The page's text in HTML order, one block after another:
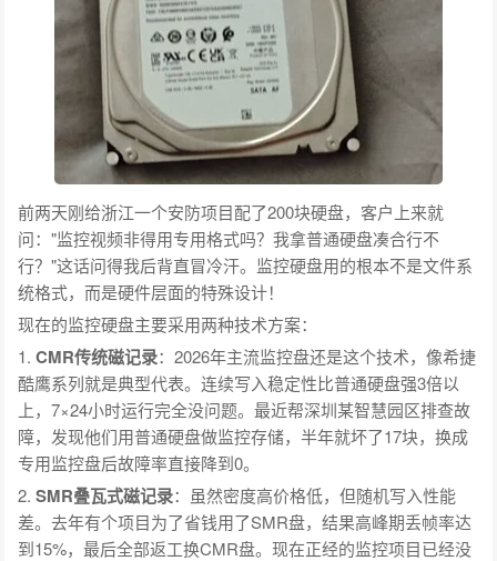
前两天刚给浙江一个安防项目配了200块硬盘，客户上来就
问："监控视频非得用专用格式吗？我拿普通硬盘凑合行不
行？"这话问得我后背直冒冷汗。监控硬盘用的根本不是文件系
统格式，而是硬件层面的特殊设计！
现在的监控硬盘主要采用两种技术方案：
1.CMR传统磁记录：2026年主流监控盘还是这个技术，像希捷
酷鹰系列就是典型代表。连续写入稳定性比普通硬盘强3倍以
上，7×24小时运行完全没问题。最近帮深圳某智慧园区排查故
障，发现他们用普通硬盘做监控存储，半年就坏了17块，换成
专用监控盘后故障率直接降到0。
2.SMR叠瓦式磁记录：虽然密度高价格低，但随机写入性能
差。去年有个项目为了省钱用了SMR盘，结果高峰期丢帧率达
到15%，最后全部返工换CMR盘。现在正经的监控项目已经没